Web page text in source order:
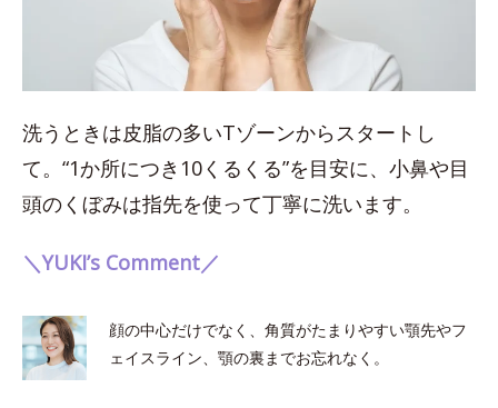
洗うときは皮脂の多いTゾーンからスタートし
て。“1か所につき10くるくる”を目安に、小鼻や目
頭のくぼみは指先を使って丁寧に洗います。
＼YUKI’s Comment／
顔の中心だけでなく、角質がたまりやすい顎先やフ
ェイスライン、顎の裏までお忘れなく。